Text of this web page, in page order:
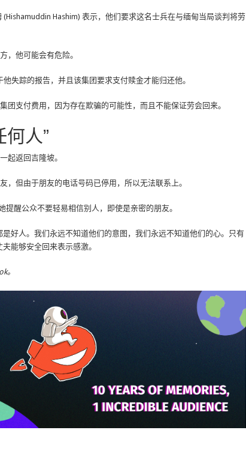
Hashim) 表示，他们要求这名士兵在与缅甸当局谈判将劳
，他可能会有危险。
失踪的报告，并且该集团要求支付赎金才能归还他。
团支付费用，因为存在欺骗的可能性，而且不能保证劳会回来。
何人”
起返回吉隆坡。
，但由于朋友的电话号码已停用，所以无法联系上。
提醒公众不要轻易相信别人，即使是亲密的朋友。
好人。我们永远不知道他们的意图，我们永远不知道他们的心。只有
能够安全回来表示感激。
。